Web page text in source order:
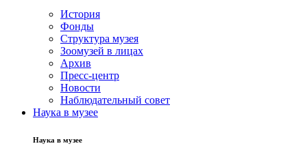
История
Фонды
Структура музея
Зоомузей в лицах
Архив
Пресс-центр
Новости
Наблюдательный совет
Наука в музее
Наука в музее